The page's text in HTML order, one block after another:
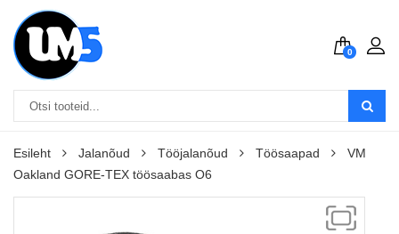
0
Esileht Jalanõud Tööjalanõud Töösaapad
VM
Oakland GORE-TEX töösaabas O6